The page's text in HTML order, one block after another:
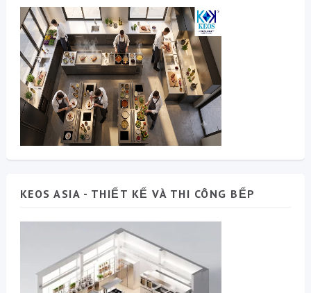
KEOS ASIA - THIẾT KẾ VÀ THI CÔNG BẾP